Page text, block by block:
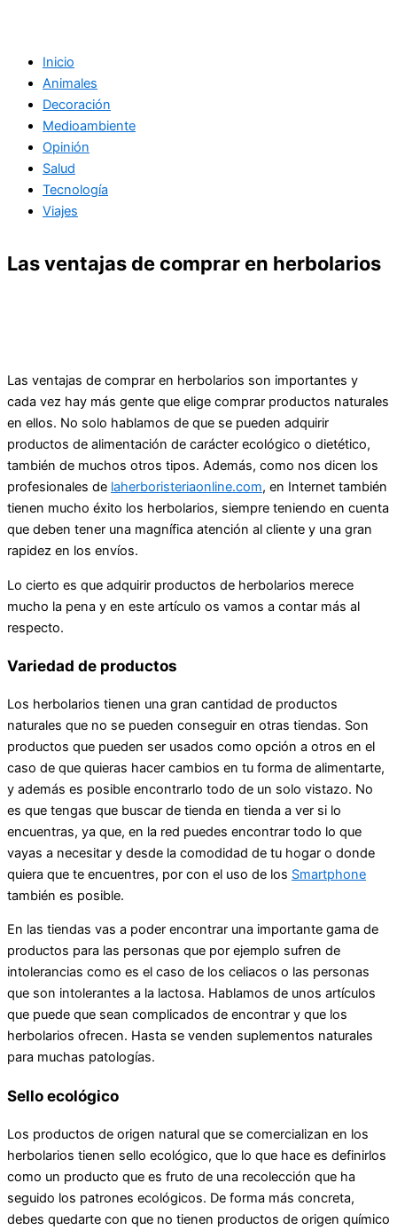
Inicio
Animales
Decoración
Medioambiente
Opinión
Salud
Tecnología
Viajes
Las ventajas de comprar en herbolarios
Las ventajas de comprar en herbolarios son importantes y
cada vez hay más gente que elige comprar productos naturales
en ellos. No solo hablamos de que se pueden adquirir
productos de alimentación de carácter ecológico o dietético,
también de muchos otros tipos. Además, como nos dicen los
profesionales de laherboristeriaonline.com, en Internet también
tienen mucho éxito los herbolarios, siempre teniendo en cuenta
que deben tener una magnífica atención al cliente y una gran
rapidez en los envíos.
Lo cierto es que adquirir productos de herbolarios merece
mucho la pena y en este artículo os vamos a contar más al
respecto.
Variedad de productos
Los herbolarios tienen una gran cantidad de productos
naturales que no se pueden conseguir en otras tiendas. Son
productos que pueden ser usados como opción a otros en el
caso de que quieras hacer cambios en tu forma de alimentarte,
y además es posible encontrarlo todo de un solo vistazo. No
es que tengas que buscar de tienda en tienda a ver si lo
encuentras, ya que, en la red puedes encontrar todo lo que
vayas a necesitar y desde la comodidad de tu hogar o donde
quiera que te encuentres, por con el uso de los Smartphone
también es posible.
En las tiendas vas a poder encontrar una importante gama de
productos para las personas que por ejemplo sufren de
intolerancias como es el caso de los celiacos o las personas
que son intolerantes a la lactosa. Hablamos de unos artículos
que puede que sean complicados de encontrar y que los
herbolarios ofrecen. Hasta se venden suplementos naturales
para muchas patologías.
Sello ecológico
Los productos de origen natural que se comercializan en los
herbolarios tienen sello ecológico, que lo que hace es definirlos
como un producto que es fruto de una recolección que ha
seguido los patrones ecológicos. De forma más concreta,
debes quedarte con que no tienen productos de origen químico